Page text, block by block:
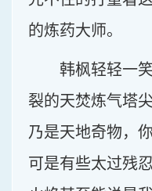
的炼药大师。
韩枫轻轻一
裂的天焚炼气塔
乃是天地奇物，
可是有些太过残